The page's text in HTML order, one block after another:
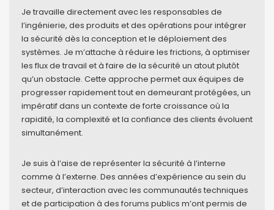
Je travaille directement avec les responsables de
l’ingénierie, des produits et des opérations pour intégrer
la sécurité dès la conception et le déploiement des
systèmes. Je m’attache à réduire les frictions, à optimiser
les flux de travail et à faire de la sécurité un atout plutôt
qu’un obstacle. Cette approche permet aux équipes de
progresser rapidement tout en demeurant protégées, un
impératif dans un contexte de forte croissance où la
rapidité, la complexité et la confiance des clients évoluent
simultanément.
Je suis à l’aise de représenter la sécurité à l’interne
comme à l’externe. Des années d’expérience au sein du
secteur, d’interaction avec les communautés techniques
et de participation à des forums publics m’ont permis de